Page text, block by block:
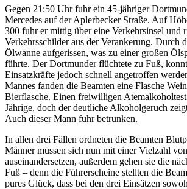
Gegen 21:50 Uhr fuhr ein 45-jähriger
Mercedes auf der Aplerbecker Straße. Auf
300 fuhr er mittig über eine Verkehrsinsel und
Verkehrsschilder aus der Verankerung. Durch
Ölwanne aufgerissen, was zu einer großen
führte. Der Dortmunder flüchtete zu Fuß,
Einsatzkräfte jedoch schnell angetroffen
Mannes fanden die Beamten eine Flasche
Bierflasche. Einen freiwilligen
Jährige, doch der deutliche Alkoholgeruch
Auch dieser Mann fuhr betrunken.
In allen drei Fällen ordneten die Beamten
Männer müssen sich nun mit einer Vielzahl
auseinandersetzen, außerdem gehen sie die
Fuß – denn die Führerscheine stellten die
pures Glück, dass bei den drei Einsätzen